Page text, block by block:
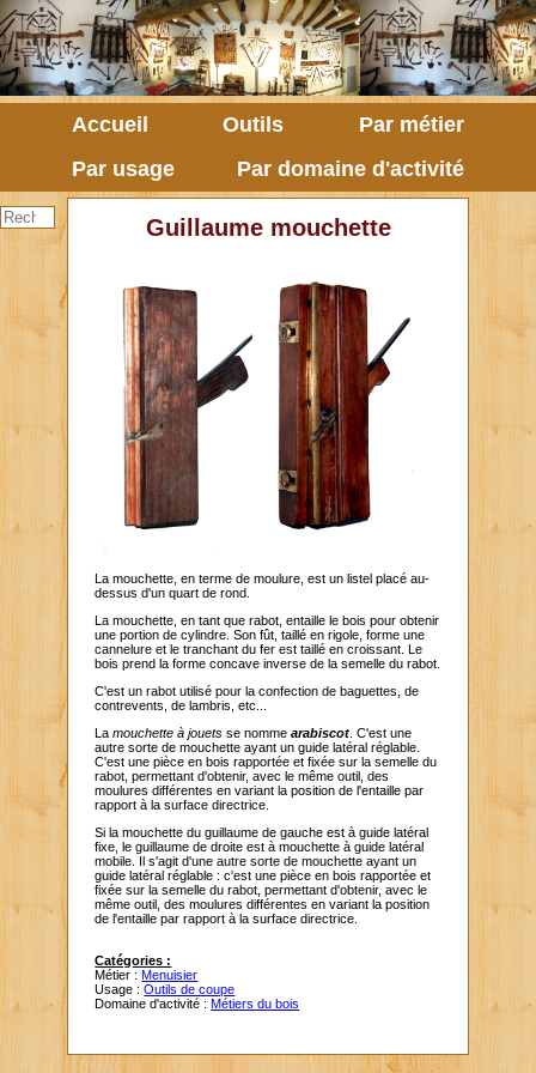
Accueil Outils
Par métier
Par usage
Par domaine d'activité
Guillaume mouchette
La mouchette, en terme de moulure, est un listel placé au-
dessus d'un quart de rond.
La mouchette, en tant que rabot, entaille le bois pour obtenir
une portion de cylindre. Son fût, taillé en rigole, forme une
cannelure et le tranchant du fer est taillé en croissant. Le
bois prend la forme concave inverse de la semelle du rabot.
C'est un rabot utilisé pour la confection de baguettes, de
contrevents, de lambris, etc...
Lamouchette à jouets se nommearabiscot . C'est une
autre sorte de mouchette ayant un guide latéral réglable.
C'est une pièce en bois rapportée et fixée sur la semelle du
rabot, permettant d'obtenir, avec le même outil, des
moulures différentes en variant la position de l'entaille par
rapport à la surface directrice.
Si la mouchette du guillaume de gauche est à guide latéral
fixe, le guillaume de droite est à mouchette à guide latéral
mobile. Il s'agit d'une autre sorte de mouchette ayant un
guide latéral réglable : c'est une pièce en bois rapportée et
fixée sur la semelle du rabot, permettant d'obtenir, avec le
même outil, des moulures différentes en variant la position
de l'entaille par rapport à la surface directrice.
Catégories :
Métier :Menuisier
Usage :Outils de coupe
Domaine d'activité :Métiers du bois